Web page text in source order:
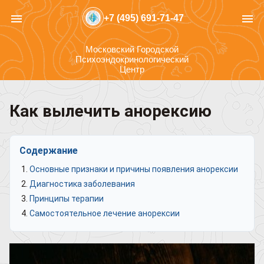
menu +7 (495) 691-71-47 menu
Московский Городской
Психоэндокринологический
Центр
Как вылечить анорексию
Содержание
Основные признаки и причины появления анорексии
Диагностика заболевания
Принципы терапии
Самостоятельное лечение анорексии